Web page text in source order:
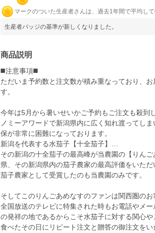
マークのついた生産者さんは、過去1年間で平均し
生産者バッジの基準が新しくなりました。
商品説明
◼️注意事項◼️
ただいま予約数と注文数が積み重なっており、
す。
今年は5月から暑いせいかご予約もご注文も殺到
ノミーアワードで新潟県内に広く知れ渡ってし
保が非常に困難になっております。
新潟を代表する水茄子【十全茄子】…
その新潟の十全茄子の最高峰が当農園の【りん
県、その新潟県内の茄子農家の最高評価をいた
茄子農家として受賞したのも当農園のみです。
そしてこのりんごあめなすのファンは関西圏のお
全国放送のテレビに特集された時もお電話やメ
の発祥の地であるからこそ水茄子に対する関心や
食べたその日にリピート注文と贈答の御注文を